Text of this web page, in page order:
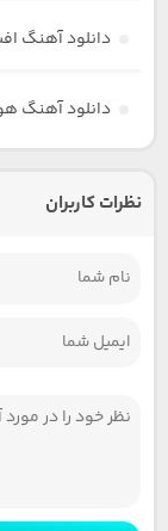
دانلود آهنگ
دانلود آهنگ
نظرات کاربران